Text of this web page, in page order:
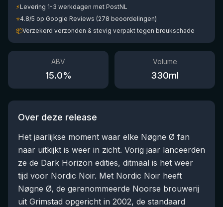
⚡Levering 1-3 werkdagen met PostNL
⭐4.8/5 op Google Reviews (278 beoordelingen)
📦Verzekerd verzonden & stevig verpakt tegen breukschade
ABV
15.0%
Volume
330ml
Over deze release
Het jaarlijkse moment waar elke Nøgne Ø fan
naar uitkijkt is weer in zicht. Vorig jaar lanceerden
ze de Dark Horizon edities, ditmaal is het weer
tijd voor Nordic Noir. Met Nordic Noir heeft
Nøgne Ø, de gerenommeerde Noorse brouwerij
uit Grimstad opgericht in 2002, de standaard